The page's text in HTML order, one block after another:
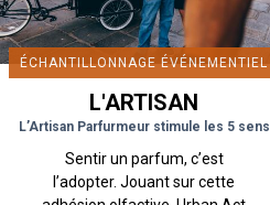
ÉCHANTILLONNAGE ÉVÉNEMENTIEL
L'ARTISAN
PARFUMEUR
L’Artisan Parfurmeur stimule les 5 sens
Sentir un parfum, c’est
l’adopter. Jouant sur cette